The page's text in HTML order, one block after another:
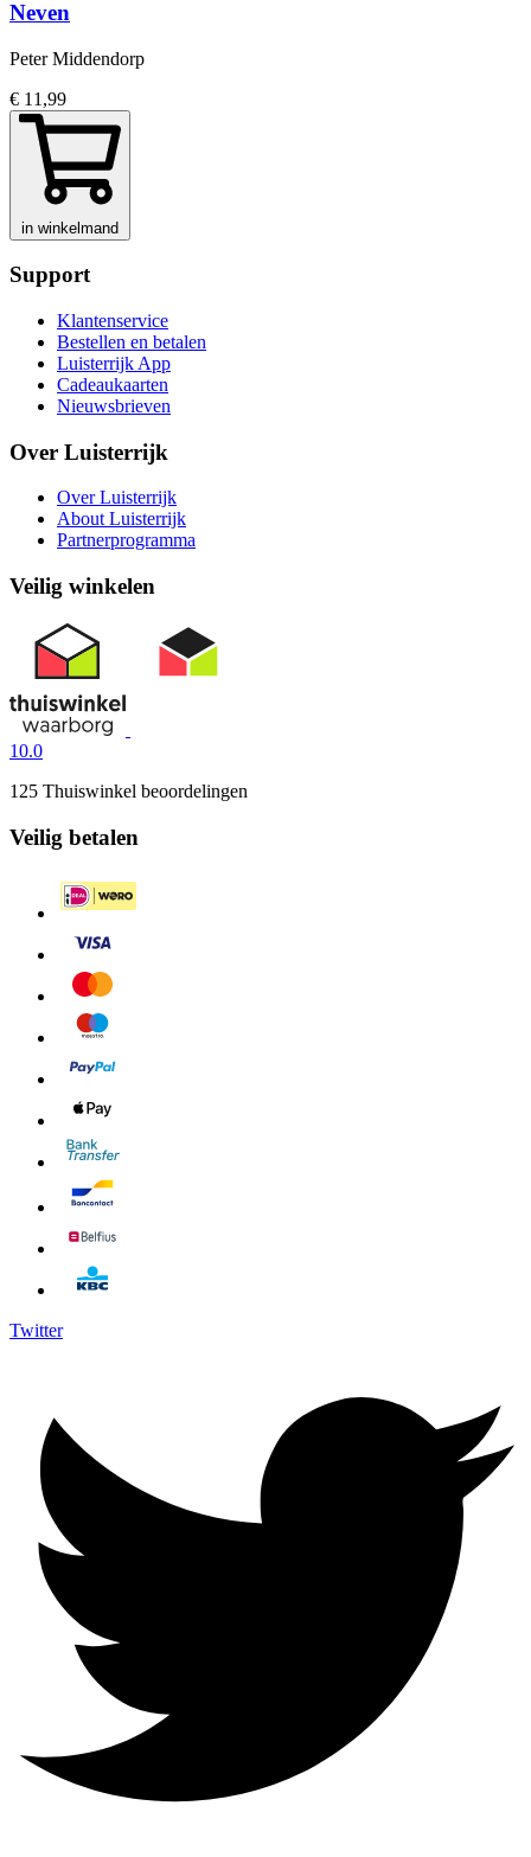
Neven
Peter Middendorp
€ 11,99
in winkelmand
Support
Klantenservice
Bestellen en betalen
Luisterrijk App
Cadeaukaarten
Nieuwsbrieven
Over Luisterrijk
Over Luisterrijk
About Luisterrijk
Partnerprogramma
Veilig winkelen
10.0
125 Thuiswinkel beoordelingen
Veilig betalen
Twitter